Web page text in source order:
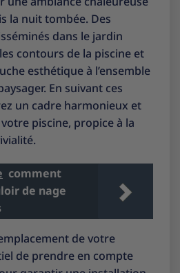
la nuit tombée. Des
dans le jardin
contours de la piscine et
esthétique à l’ensemble
En suivant ces
un cadre harmonieux et
piscine, propice à la
comment
de nage
de votre
de prendre en compte